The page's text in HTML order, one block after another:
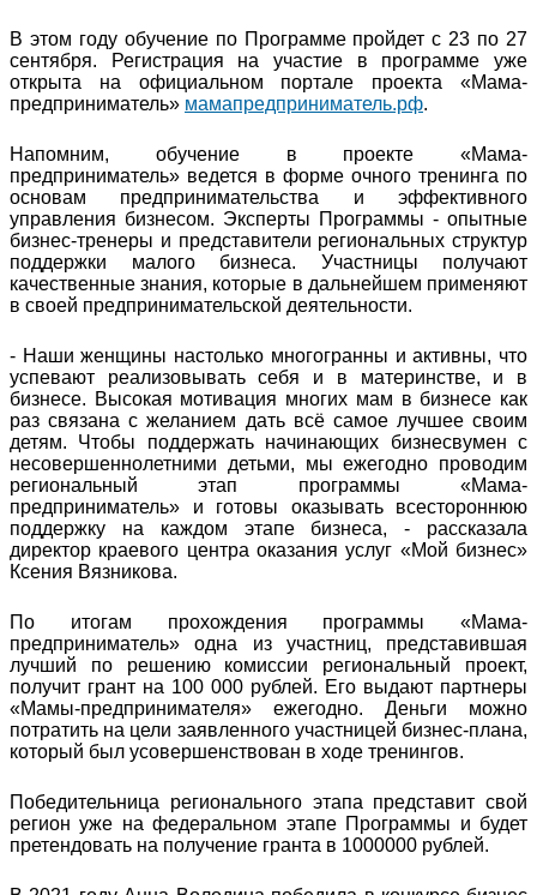
В этом году обучение по Программе пройдет с 23 по 27
сентября. Регистрация на участие в программе уже
открыта на официальном портале проекта «Мама-
предприниматель» мамапредприниматель.рф.
Напомним, обучение в проекте «Мама-
предприниматель» ведется в форме очного тренинга по
основам предпринимательства и эффективного
управления бизнесом. Эксперты Программы - опытные
бизнес-тренеры и представители региональных структур
поддержки малого бизнеса. Участницы получают
качественные знания, которые в дальнейшем применяют
в своей предпринимательской деятельности.
- Наши женщины настолько многогранны и активны, что
успевают реализовывать себя и в материнстве, и в
бизнесе. Высокая мотивация многих мам в бизнесе как
раз связана с желанием дать всё самое лучшее своим
детям. Чтобы поддержать начинающих бизнесвумен с
несовершеннолетними детьми, мы ежегодно проводим
региональный этап программы «Мама-
предприниматель» и готовы оказывать всестороннюю
поддержку на каждом этапе бизнеса, - рассказала
директор краевого центра оказания услуг «Мой бизнес»
Ксения Вязникова.
По итогам прохождения программы «Мама-
предприниматель» одна из участниц, представившая
лучший по решению комиссии региональный проект,
получит грант на 100 000 рублей. Его выдают партнеры
«Мамы-предпринимателя» ежегодно. Деньги можно
потратить на цели заявленного участницей бизнес-плана,
который был усовершенствован в ходе тренингов.
Победительница регионального этапа представит свой
регион уже на федеральном этапе Программы и будет
претендовать на получение гранта в 1000000 рублей.